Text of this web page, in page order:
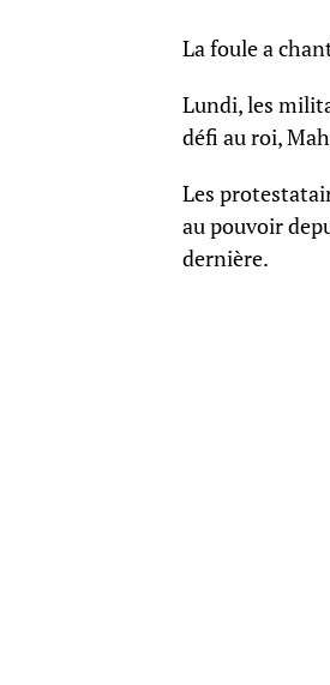
La foule a
Lundi, les
défi au roi,
Les
au pouvoir
dernière.